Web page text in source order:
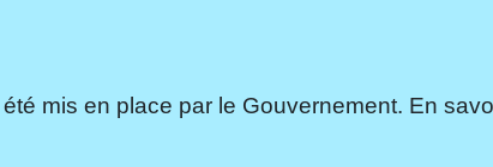
mis en place par le Gouvernement. En